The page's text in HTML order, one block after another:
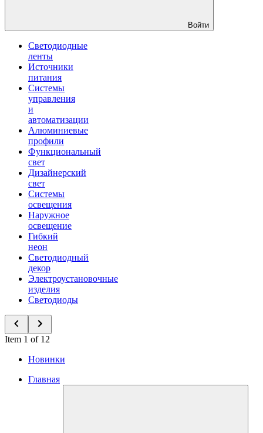
Войти
Светодиодные
ленты
Источники
питания
Системы
управления
и
автоматизации
Алюминиевые
профили
Функциональный
свет
Дизайнерский
свет
Системы
освещения
Наружное
освещение
Гибкий
неон
Светодиодный
декор
Электроустановочные
изделия
Светодиоды
Item 1 of 12
Новинки
Главная